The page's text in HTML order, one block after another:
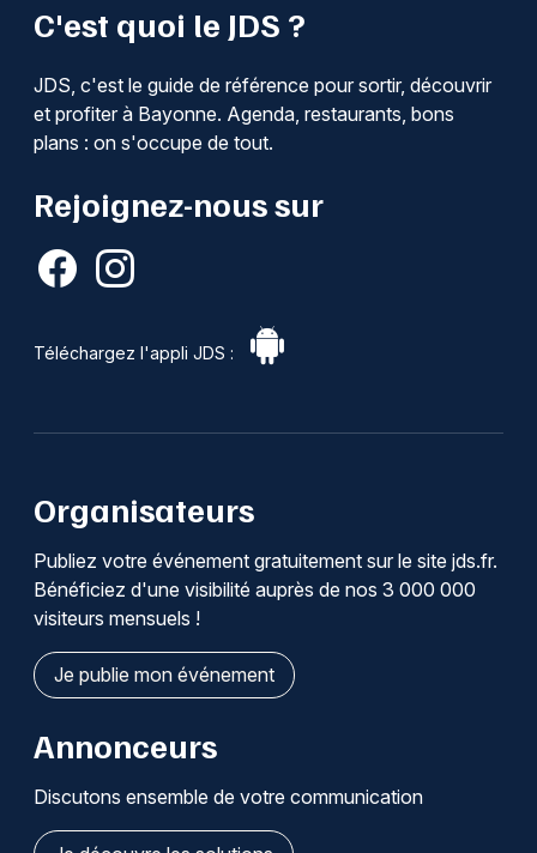
C'est quoi le JDS ?
JDS, c'est le guide de référence pour sortir, découvrir
et profiter à Bayonne. Agenda, restaurants, bons
plans : on s'occupe de tout.
Rejoignez-nous sur
Téléchargez l'appli JDS :
Organisateurs
Publiez votre événement gratuitement sur le site jds.fr.
Bénéficiez d'une visibilité auprès de nos 3 000 000
visiteurs mensuels !
Je publie mon événement
Annonceurs
Discutons ensemble de votre communication